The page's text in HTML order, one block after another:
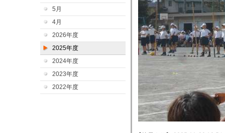
5月
4月
2026年度
2025年度
2024年度
2023年度
2022年度